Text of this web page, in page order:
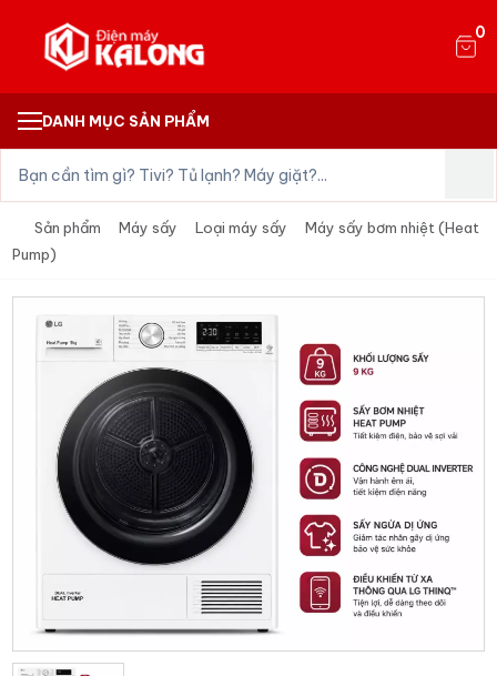
0
DANH MỤC SẢN PHẨM
Sản phẩm Máy sấy Loại máy sấy
Máy sấy bơm nhiệt (Heat
Pump)